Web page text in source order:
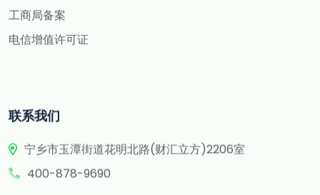
工商局备案
电信增值许可证
联系我们
宁乡市玉潭街道花明北路(财汇立方)2206室
400-878-9690